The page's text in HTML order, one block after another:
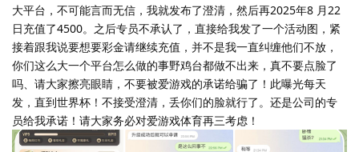
大平台，不可能言而无信，我就发布了澄清，然后再2025年8 月22
日充值了4500。之后专员不承认了，直接给我发了一个活动图，紧
接着跟我说要想要彩金请继续充值，并不是我一直纠缠他们不放，
你们这么大一个平台怎么做的事野鸡台都做不出来，真不要点脸了
吗、请大家擦亮眼睛，不要被爱游戏的承诺给骗了！此曝光每天
发，直到世界杯！不接受澄清，丢你们的脸就行了。还是公司的专
员给我承诺！请大家务必对爱游戏体育再三考虑！